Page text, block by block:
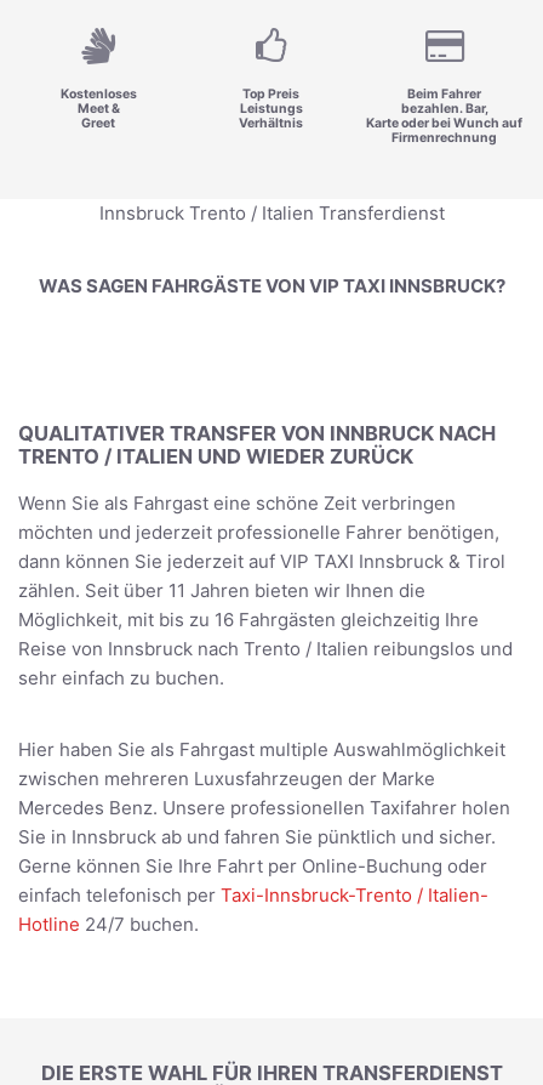
Kostenloses
Meet &
Greet
Top Preis
Leistungs
Verhältnis
Beim Fahrer
bezahlen. Bar,
Karte oder bei Wunch auf
Firmenrechnung
Innsbruck Trento / Italien Transferdienst
WAS SAGEN FAHRGÄSTE VON VIP TAXI INNSBRUCK?
QUALITATIVER TRANSFER VON INNBRUCK NACH
TRENTO / ITALIEN UND WIEDER ZURÜCK
Wenn Sie als Fahrgast eine schöne Zeit verbringen
möchten und jederzeit professionelle Fahrer benötigen,
dann können Sie jederzeit auf VIP TAXI Innsbruck & Tirol
zählen. Seit über 11 Jahren bieten wir Ihnen die
Möglichkeit, mit bis zu 16 Fahrgästen gleichzeitig Ihre
Reise von Innsbruck nach Trento / Italien reibungslos und
sehr einfach zu buchen.
Hier haben Sie als Fahrgast multiple Auswahlmöglichkeit
zwischen mehreren Luxusfahrzeugen der Marke
Mercedes Benz. Unsere professionellen Taxifahrer holen
Sie in Innsbruck ab und fahren Sie pünktlich und sicher.
Gerne können Sie Ihre Fahrt per Online-Buchung oder
einfach telefonisch per Taxi-Innsbruck-Trento / Italien-
Hotline 24/7 buchen.
DIE ERSTE WAHL FÜR IHREN TRANSFERDIENST